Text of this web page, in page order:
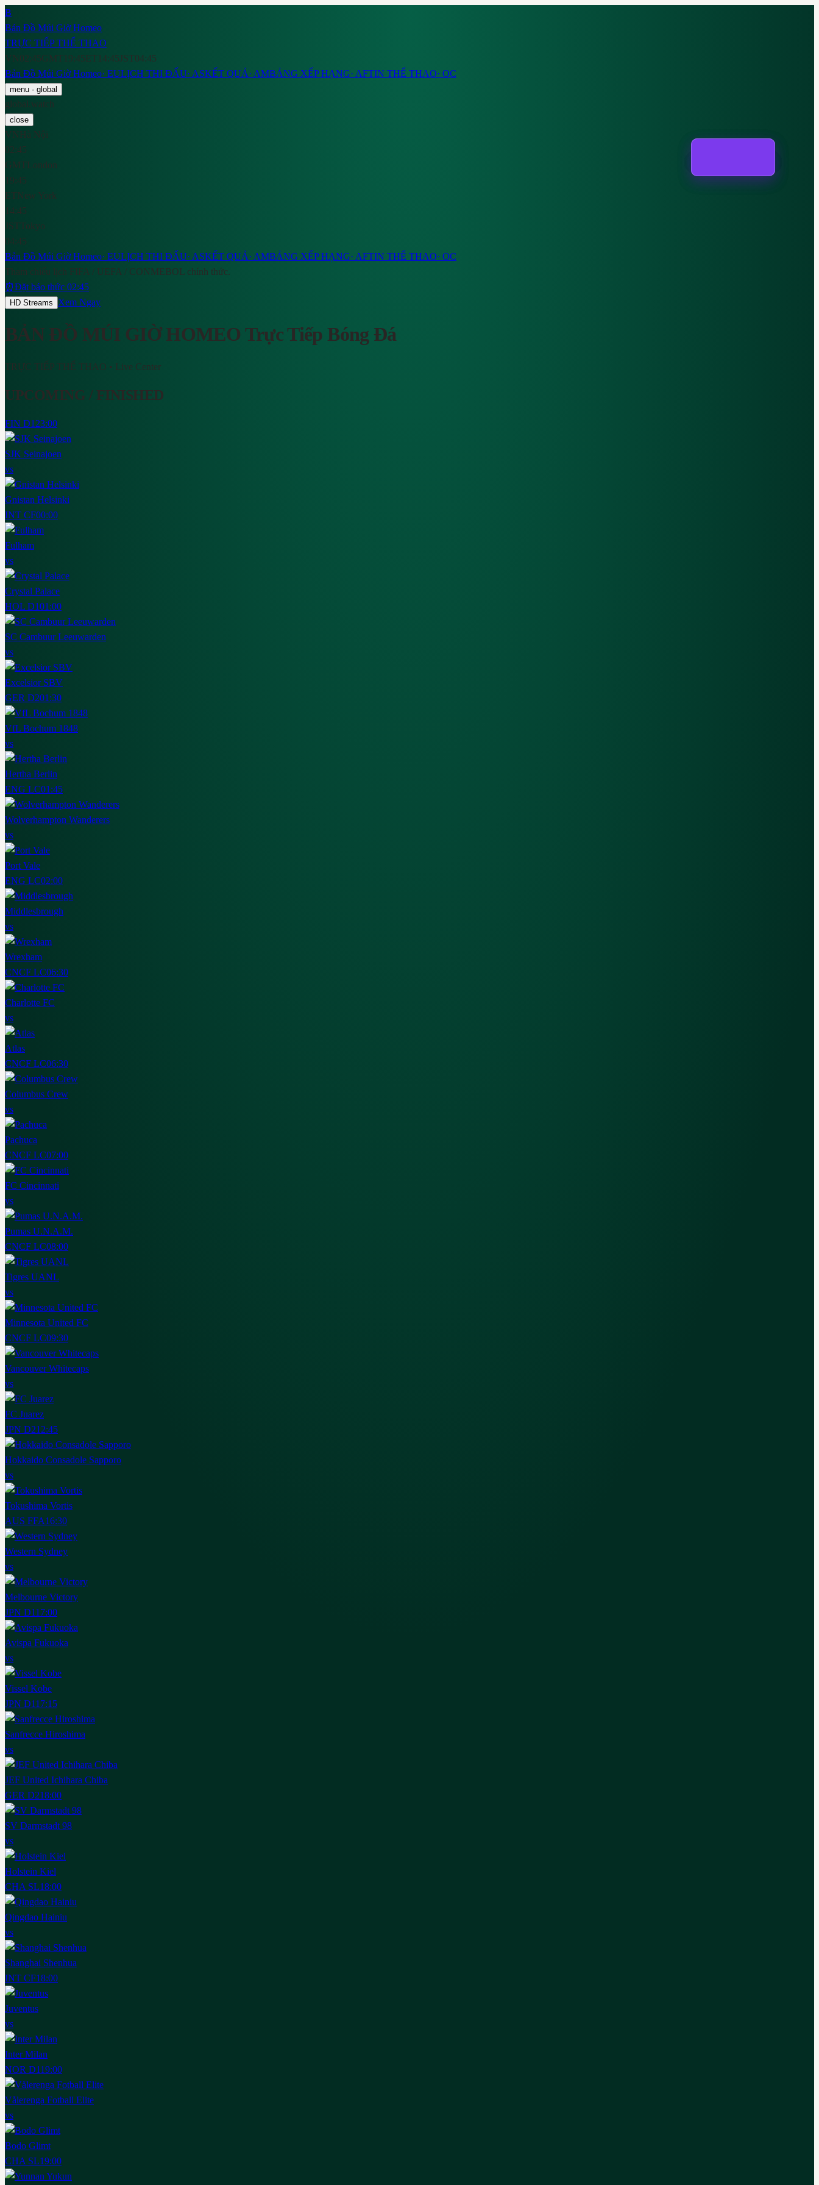
B
Bản Đồ Múi Giờ Homeo
TRỰC TIẾP THỂ THAO
VN02:45GMT 19:45ET 14:45 JST04:45
Bản Đồ Múi Giờ Homeo· EULỊCH THI ĐẤU· ASKẾT QUẢ· AMBẢNG XẾP HẠNG· AFTIN THỂ THAO· OC
menu · global
global.watch
close
VNHà Nội
02:45
GMTLondon
19:45
ETNew York
14:45
JSTTokyo
04:45
Bản Đồ Múi Giờ Homeo· EULỊCH THI ĐẤU· ASKẾT QUẢ· AMBẢNG XẾP HẠNG· AFTIN THỂ THAO· OC
Tham chiếu lịch FIFA / UEFA / CONMEBOL chính thức.
⏰Đặt báo thức 02:45
HD Streams Xem Ngay
BẢN ĐỒ MÚI GIỜ HOMEO Trực Tiếp Bóng Đá
TRỰC TIẾP THỂ THAO • Live Center
UPCOMING / FINISHED
FIN D1 23:00
SJK Seinajoen
vs
Gnistan Helsinki
INT CF00:00
Fulham
vs
Crystal Palace
HOL D101:00
SC Cambuur Leeuwarden
vs
Excelsior SBV
GER D201:30
VfL Bochum 1848
vs
Hertha Berlin
ENG LC01:45
Wolverhampton Wanderers
vs
Port Vale
ENG LC02:00
Middlesbrough
vs
Wrexham
CNCF LC06:30
Charlotte FC
vs
Atlas
CNCF LC06:30
Columbus Crew
vs
Pachuca
CNCF LC07:00
FC Cincinnati
vs
Pumas U.N.A.M.
CNCF LC08:00
Tigres UANL
vs
Minnesota United FC
CNCF LC09:30
Vancouver Whitecaps
vs
FC Juarez
JPN D212:45
Hokkaido Consadole Sapporo
vs
Tokushima Vortis
AUS FFA16:30
Western Sydney
vs
Melbourne Victory
JPN D117:00
Avispa Fukuoka
vs
Vissel Kobe
JPN D117:15
Sanfrecce Hiroshima
vs
JEF United Ichihara Chiba
GER D218:00
SV Darmstadt 98
vs
Holstein Kiel
CHA SL18:00
Qingdao Hainiu
vs
Shanghai Shenhua
INT CF18:00
Juventus
vs
Inter Milan
NOR D119:00
Vålerenga Fotball Elite
vs
Bodo Glimt
CHA SL19:00